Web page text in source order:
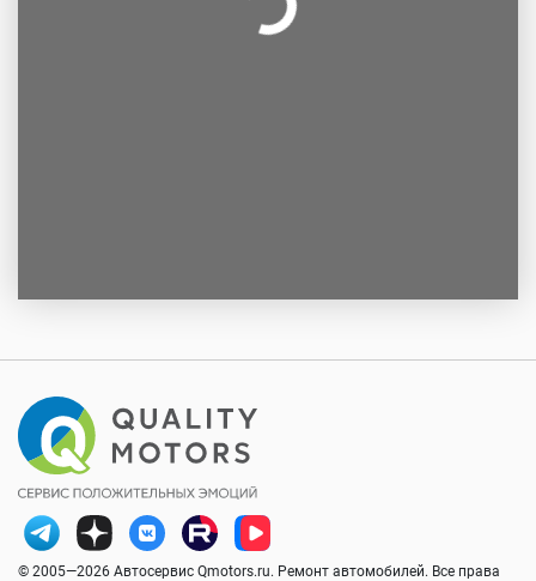
© 2005—2026 Автосервис Qmotors.ru. Ремонт автомобилей. Все права